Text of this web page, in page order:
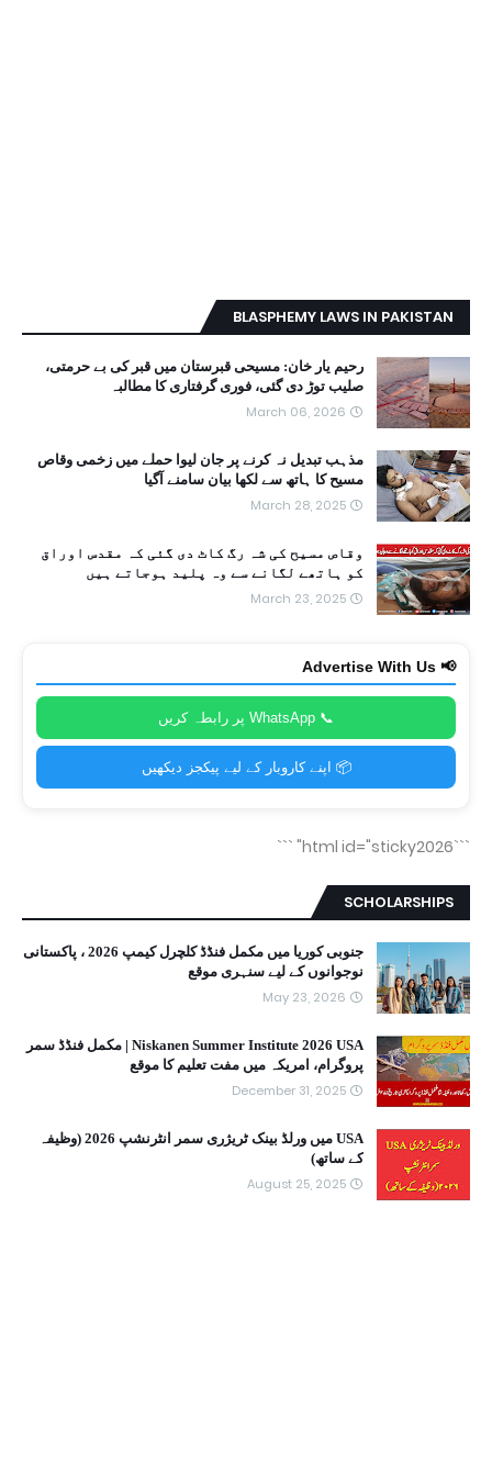
BLASPHEMY LAWS IN PAKISTAN
رحیم یار خان: مسیحی قبرستان میں قبر کی بے حرمتی،
صلیب توڑ دی گئی، فوری گرفتاری کا مطالبہ
March 06, 2026
مذہب تبدیل نہ کرنے پر جان لیوا حملے میں زخمی وقاص
مسیح کا ہاتھ سے لکھا بیان سامنے آگیا
March 28, 2025
وقاص مسیح کی شہ رگ کاٹ دی گئی کہ مقدس اوراق
کو ہاتھے لگانے سے وہ پلید ہوجاتے ہیں
March 23, 2025
📢 Advertise With Us
📞 WhatsApp پر رابطہ کریں
📦 اپنے کاروبار کے لیے پیکجز دیکھیں
```html id="sticky2026"
```
SCHOLARSHIPS
جنوبی کوریا میں مکمل فنڈڈ کلچرل کیمپ 2026 ، پاکستانی
نوجوانوں کے لیے سنہری موقع
May 23, 2026
Niskanen Summer Institute 2026 USA | مکمل فنڈڈ سمر
پروگرام، امریکہ میں مفت تعلیم کا موقع
December 31, 2025
USA میں ورلڈ بینک ٹریژری سمر انٹرنشپ 2026 (وظیفہ
کے ساتھ)
August 25, 2025